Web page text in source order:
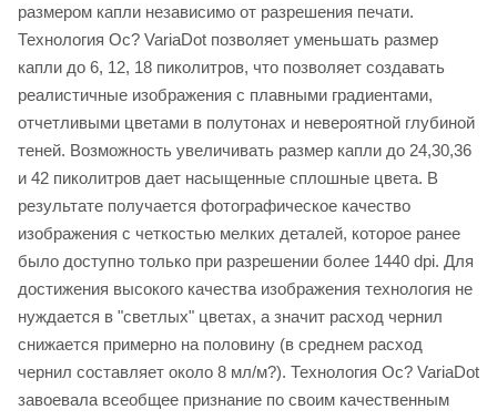
размером капли независимо от разрешения печати.
Технология Oc? VariaDot позволяет уменьшать размер
капли до 6, 12, 18 пиколитров, что позволяет создавать
реалистичные изображения с плавными градиентами,
отчетливыми цветами в полутонах и невероятной глубиной
теней. Возможность увеличивать размер капли до 24,30,36
и 42 пиколитров дает насыщенные сплошные цвета. В
результате получается фотографическое качество
изображения с четкостью мелких деталей, которое ранее
было доступно только при разрешении более 1440 dpi. Для
достижения высокого качества изображения технология не
нуждается в "светлых" цветах, а значит расход чернил
снижается примерно на половину (в среднем расход
чернил составляет около 8 мл/м?). Технология Oc? VariaDot
завоевала всеобщее признание по своим качественным